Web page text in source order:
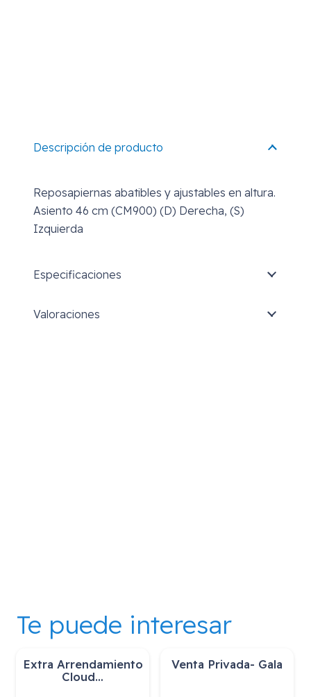
Descripción de producto
Reposapiernas abatibles y ajustables en altura.
Asiento 46 cm (CM900) (D) Derecha, (S)
Izquierda
Especificaciones
Valoraciones
Te puede interesar
Extra Arrendamiento
Cloud…
Venta Privada- Gala